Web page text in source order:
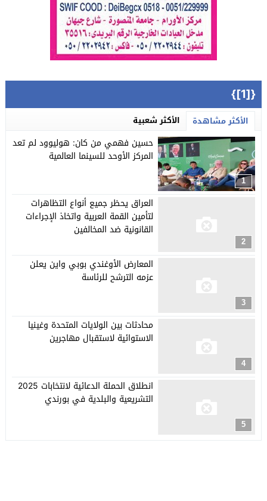
{[1]}
الأكثر مشاهدة الأكثر شعبية
1
حسين فهمي من كان: هوليوود لم تعد
المركز الأوحد للسينما العالمية
2
العراق يحظر جميع أنواع التظاهرات
لتأمين القمة العربية واتخاذ الإجراءات
القانونية ضد المخالفين
3
المعارض الأوغندي بوبي واين يعلن
عزمه الترشح للرئاسة
4
محادثات بين الولايات المتحدة وغينيا
الاستوائية لاستقبال مهاجرين
5
انطلاق الحملة الدعائية لانتخابات 2025
التشريعية والبلدية في بورندي